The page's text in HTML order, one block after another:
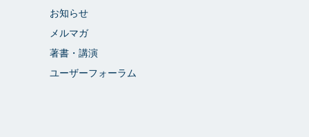
お知らせ
メルマガ
著書・講演
ユーザーフォーラム